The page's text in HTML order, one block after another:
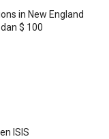
in New England
$ 100
ISIS